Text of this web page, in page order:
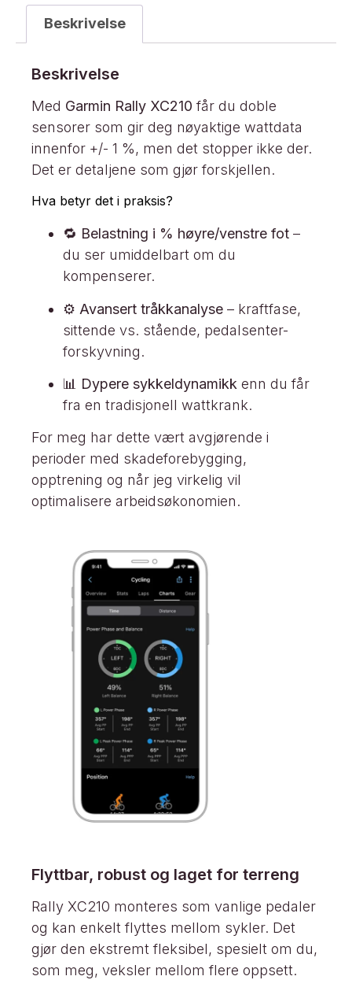
Beskrivelse
Beskrivelse
Med Garmin Rally XC210 får du doble
sensorer som gir deg nøyaktige wattdata
innenfor +/- 1 %, men det stopper ikke der.
Det er detaljene som gjør forskjellen.
Hva betyr det i praksis?
🔁 Belastning i % høyre/venstre fot –
du ser umiddelbart om du
kompenserer.
⚙️ Avansert tråkkanalyse – kraftfase,
sittende vs. stående, pedalsenter-
forskyvning.
📊 Dypere sykkeldynamikk enn du får
fra en tradisjonell wattkrank.
For meg har dette vært avgjørende i
perioder med skadeforebygging,
opptrening og når jeg virkelig vil
optimalisere arbeidsøkonomien.
Flyttbar, robust og laget for terreng
Rally XC210 monteres som vanlige pedaler
og kan enkelt flyttes mellom sykler. Det
gjør den ekstremt fleksibel, spesielt om du,
som meg, veksler mellom flere oppsett.